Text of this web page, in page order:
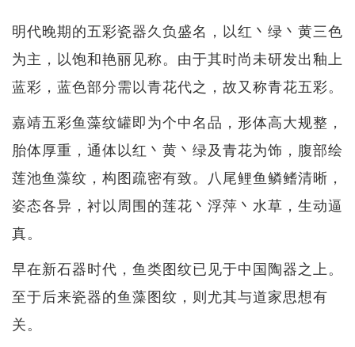
明代晚期的五彩瓷器久负盛名，以红丶绿丶黄三色
为主，以饱和艳丽见称。由于其时尚未研发出釉上
蓝彩，蓝色部分需以青花代之，故又称青花五彩。
嘉靖五彩鱼藻纹罐即为个中名品，形体高大规整，
胎体厚重，通体以红丶黄丶绿及青花为饰，腹部绘
莲池鱼藻纹，构图疏密有致。八尾鲤鱼鳞鳍清晰，
姿态各异，衬以周围的莲花丶浮萍丶水草，生动逼
真。
早在新石器时代，鱼类图纹已见于中国陶器之上。
至于后来瓷器的鱼藻图纹，则尤其与道家思想有
关。